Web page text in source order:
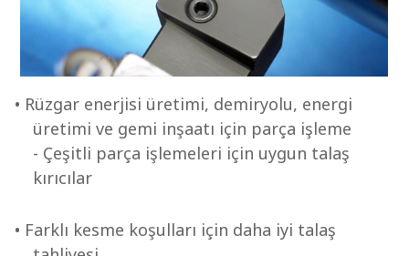
• Rüzgar enerjisi üretimi, demiryolu, energi
üretimi ve gemi inşaatı için parça işleme
- Çeşitli parça işlemeleri için uygun talaş
kırıcılar
• Farklı kesme koşulları için daha iyi talaş